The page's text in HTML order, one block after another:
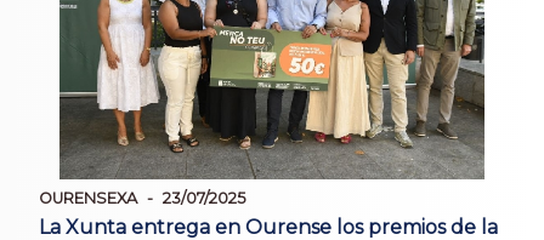
OURENSEXA 23/07/2025
La Xunta entrega en Ourense los premios de la